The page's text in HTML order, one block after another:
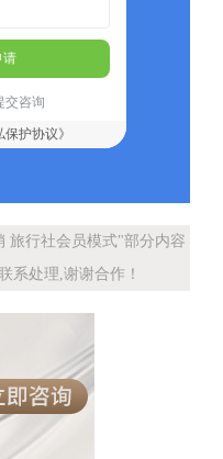
请
交咨询
保护协议》
旅行社会员模式"部分内容
系处理,谢谢合作！